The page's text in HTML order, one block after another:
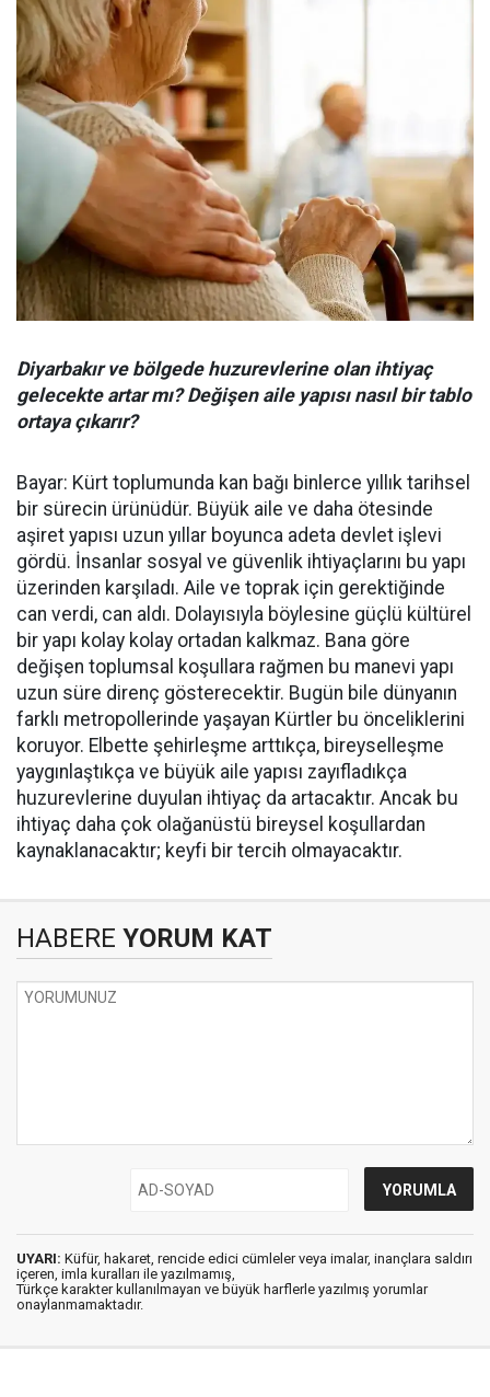
Diyarbakır ve bölgede huzurevlerine olan ihtiyaç
gelecekte artar mı? Değişen aile yapısı nasıl bir tablo
ortaya çıkarır?
Bayar: Kürt toplumunda kan bağı binlerce yıllık tarihsel
bir sürecin ürünüdür. Büyük aile ve daha ötesinde
aşiret yapısı uzun yıllar boyunca adeta devlet işlevi
gördü. İnsanlar sosyal ve güvenlik ihtiyaçlarını bu yapı
üzerinden karşıladı. Aile ve toprak için gerektiğinde
can verdi, can aldı. Dolayısıyla böylesine güçlü kültürel
bir yapı kolay kolay ortadan kalkmaz. Bana göre
değişen toplumsal koşullara rağmen bu manevi yapı
uzun süre direnç gösterecektir. Bugün bile dünyanın
farklı metropollerinde yaşayan Kürtler bu önceliklerini
koruyor. Elbette şehirleşme arttıkça, bireyselleşme
yaygınlaştıkça ve büyük aile yapısı zayıfladıkça
huzurevlerine duyulan ihtiyaç da artacaktır. Ancak bu
ihtiyaç daha çok olağanüstü bireysel koşullardan
kaynaklanacaktır; keyfi bir tercih olmayacaktır.
HABERE YORUM KAT
UYARI: Küfür, hakaret, rencide edici cümleler veya imalar, inançlara saldırı
içeren, imla kuralları ile yazılmamış,
Türkçe karakter kullanılmayan ve büyük harflerle yazılmış yorumlar
onaylanmamaktadır.